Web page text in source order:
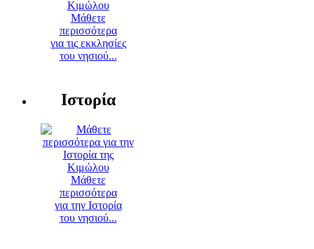
Μάθετε
περισσότερα
για τις εκκλησίες
του νησιού...
Ιστορία
Μάθετε
περισσότερα
για την Ιστορία
του νησιού...